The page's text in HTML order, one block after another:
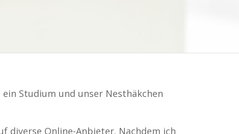
Studium und unser Nesthäkchen
diverse Online-Anbieter. Nachdem ich